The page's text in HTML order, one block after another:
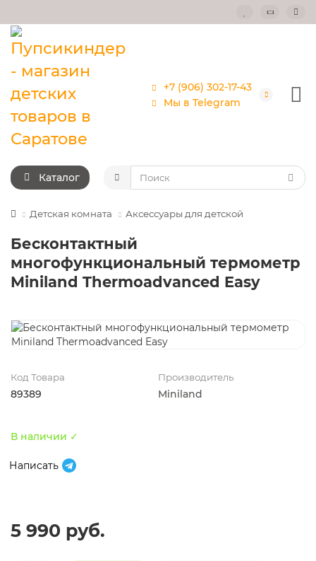
+7 (906) 302-17-43
Мы в Telegram
Каталог
Детская комната Аксессуары для детской
Бесконтактный
многофункциональный термометр
Miniland Thermoadvanced Easy
Код Товара
89389
Производитель
Miniland
В наличии ✓
Написать
5 990 руб.